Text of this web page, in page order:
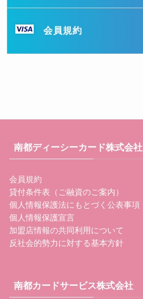
会員規約
南都ディーシーカード株式会社
会員規約
貸付条件表（ご融資のご案内）
個人情報保護法にもとづく公表事項
個人情報保護宣言
加盟店情報の共同利用について
反社会的勢力に対する基本方針
南都カードサービス株式会社